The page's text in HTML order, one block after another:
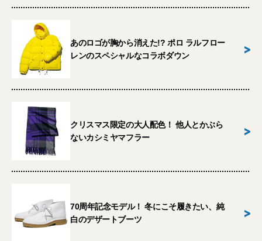
あのロゴが胸から消えた!? ポロ ラルフロー
レンのスペシャルなコラボダウン
>
クリスマス限定の大人配色！ 他人とかぶら
ないカシミヤマフラー
>
70周年記念モデル！ 冬にこそ履きたい、純
白のデザートブーツ
>